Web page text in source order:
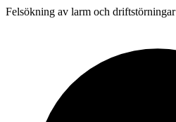
Felsökning av larm och driftstörningar